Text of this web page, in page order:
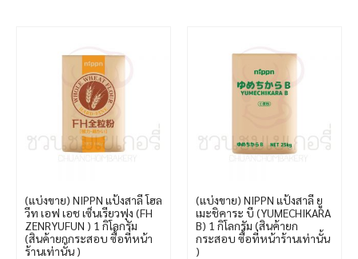
(แบ่งขาย) NIPPN แป้งสาลี โฮล
วีท เอฟ เอช เซ็นเรียวฟุง (FH
ZENRYUFUN ) 1 กิโลกรัม
(สินค้ายกกระสอบ ซื้อที่หน้า
ร้านเท่านั้น )
(แบ่งขาย) NIPPN แป้งสาลี ยู
เมะชิคาระ บี (YUMECHIKARA
B) 1 กิโลกรัม (สินค้ายก
กระสอบ ซื้อที่หน้าร้านเท่านั้น
)